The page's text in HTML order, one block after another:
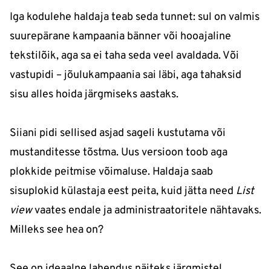
Iga kodulehe haldaja teab seda tunnet: sul on valmis
suurepärane kampaania bänner või hooajaline
tekstilõik, aga sa ei taha seda veel avaldada. Või
vastupidi – jõulukampaania sai läbi, aga tahaksid
sisu alles hoida järgmiseks aastaks.
Siiani pidi sellised asjad sageli kustutama või
mustanditesse tõstma. Uus versioon toob aga
plokkide peitmise võimaluse. Haldaja saab
sisuplokid külastaja eest peita, kuid jätta need List
viewvaates endale ja administraatoritele nähtavaks.
Milleks see hea on?